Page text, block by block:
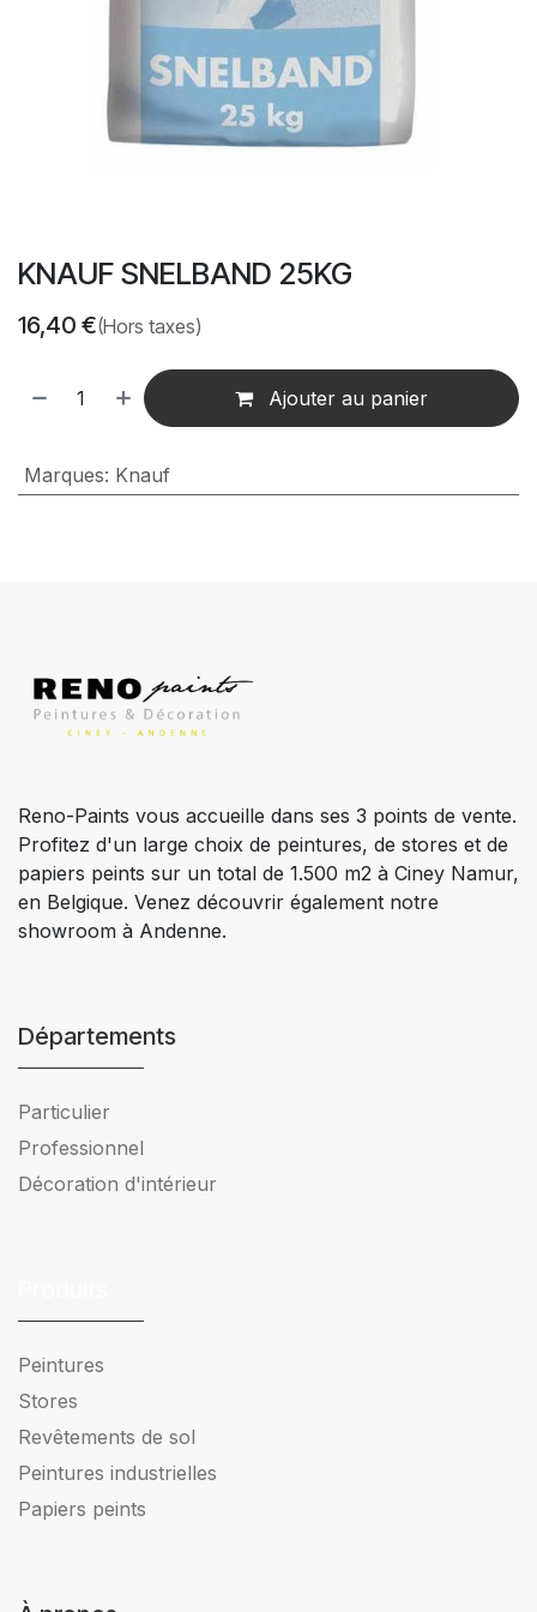
KNAUF SNELBAND 25KG
16,40 €(Hors taxes)
Ajouter au panier
Marques: Knauf
Reno-Paints vous accueille dans ses 3 points de vente.
Profitez d'un large choix de peintures, de stores et de
papiers peints sur un total de 1.500 m2 à Ciney Namur,
en Belgique. Venez découvrir également notre
showroom à Andenne.
Départements
Particulier
Professionnel
Décoration d'intérieur
Peintures
Stores
Revêtements de sol
Peintures industrielles
Papiers peints